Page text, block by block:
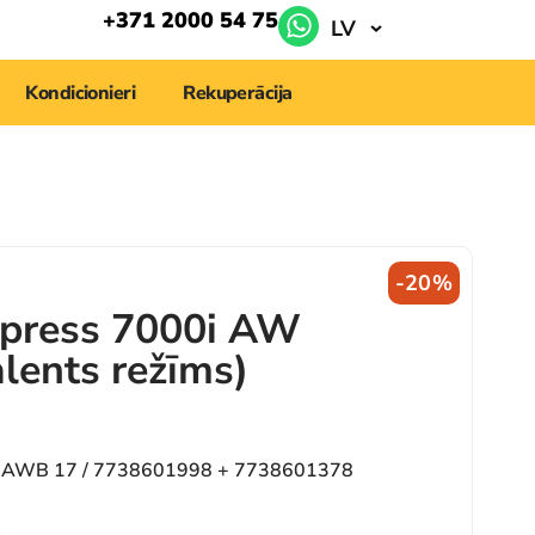
+371 2000 54 75 LV
Kondicionieri Rekuperācija
-20%
7000i AW
režīms)
17 / 7738601998 + 7738601378